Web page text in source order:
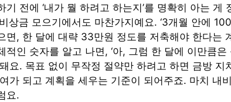
기 전에 ‘내가 뭘 하려고 하는지’를 명확히 아는 게
상금 모으기에서도 마찬가지예요. ‘3개월 안에
면, 한 달에 대략 33만원 정도를 저축해야 한다는
적인 숫자를 알고 나면, ‘아, 그럼 한 달에 이만큼은
요. 목표 없이 무작정 절약만 하려고 하면 금방 지
가 되고 계획을 세우는 기준이 되어주죠. 마치 내
요.